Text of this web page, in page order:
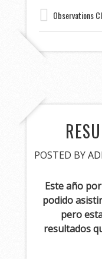
Observations
POSTED BY
Este año
podido
pero
resultados